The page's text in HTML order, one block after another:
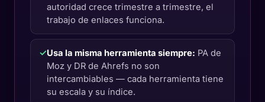
autoridad crece trimestre a trimestre, el
trabajo de enlaces funciona.
✓Usa la misma herramienta siempre: PA de
Moz y DR de Ahrefs no son
intercambiables — cada herramienta tiene
su escala y su índice.